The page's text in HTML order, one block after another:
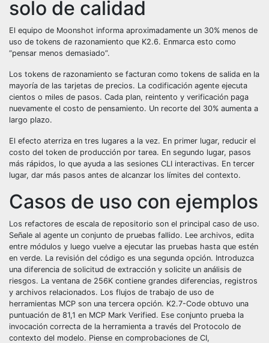
solo de calidad
El equipo de Moonshot informa aproximadamente un 30% menos de
uso de tokens de razonamiento que K2.6. Enmarca esto como
“pensar menos demasiado”.
Los tokens de razonamiento se facturan como tokens de salida en la
mayoría de las tarjetas de precios. La codificación agente ejecuta
cientos o miles de pasos. Cada plan, reintento y verificación paga
nuevamente el costo de pensamiento. Un recorte del 30% aumenta a
largo plazo.
El efecto aterriza en tres lugares a la vez. En primer lugar, reducir el
costo del token de producción por tarea. En segundo lugar, pasos
más rápidos, lo que ayuda a las sesiones CLI interactivas. En tercer
lugar, dar más pasos antes de alcanzar los límites del contexto.
Casos de uso con ejemplos
Los refactores de escala de repositorio son el principal caso de uso.
Señale al agente un conjunto de pruebas fallido. Lee archivos, edita
entre módulos y luego vuelve a ejecutar las pruebas hasta que estén
en verde. La revisión del código es una segunda opción. Introduzca
una diferencia de solicitud de extracción y solicite un análisis de
riesgos. La ventana de 256K contiene grandes diferencias, registros
y archivos relacionados. Los flujos de trabajo de uso de
herramientas MCP son una tercera opción. K2.7-Code obtuvo una
puntuación de 81,1 en MCP Mark Verified. Ese conjunto prueba la
invocación correcta de la herramienta a través del Protocolo de
contexto del modelo. Piense en comprobaciones de CI,